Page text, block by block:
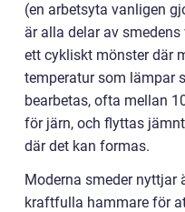
(en arbetsyta vanligen
är alla delar av
ett cykliskt mönster där
temperatur som lämpar
bearbetas, ofta mellan
för järn, och flyttas
där det kan formas.
Moderna smeder nyttjar
kraftfulla hammare för